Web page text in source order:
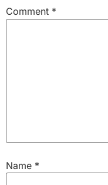
Comment *
Name *